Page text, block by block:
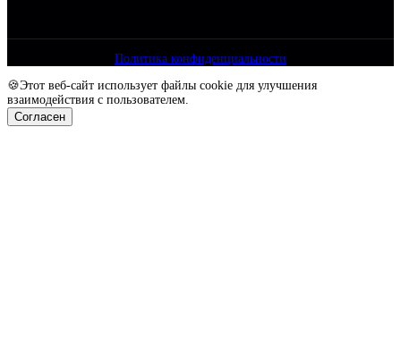
Политика конфиденциальности
🍪Этот веб-сайт использует файлы cookie для улучшения
взаимодействия с пользователем.
Согласен